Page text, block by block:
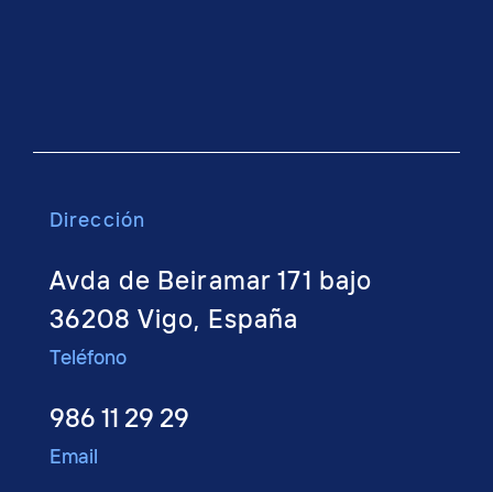
Dirección
Avda de Beiramar 171 bajo
36208 Vigo, España
Teléfono
986 11 29 29
Email